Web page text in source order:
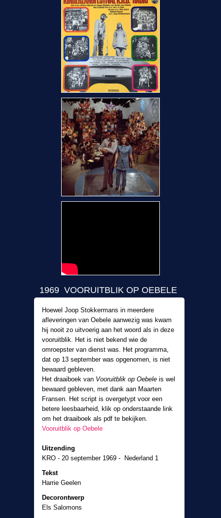
1969 VOORUITBLIK OP OEBELE
Hoewel Joop Stokkermans in meerdere
afleveringen van Oebele aanwezig was kwam
hij nooit zo uitvoerig aan het woord als in deze
vooruitblik. Het is niet bekend wie de
omroepster van dienst was. Het programma,
dat op 13 september was opgenomen, is niet
bewaard gebleven.
Het draaiboek van Vooruitblik op Oebele is wel
bewaard gebleven, met dank aan Maarten
Fransen. Het script is overgetypt voor een
betere leesbaarheid, klik op onderstaande link
om het draaiboek als pdf te bekijken.
Vooruitblik op Oebele
Uitzending
KRO - 20 september 1969 - Nederland 1
Tekst
Harrie Geelen
Decorontwerp
Els Salomons